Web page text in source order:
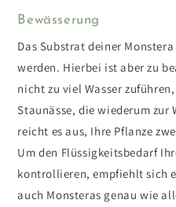
Bewässerung
Das Substrat deiner
werden. Hierbei ist aber zu
nicht zu viel Wasser
Staunässe, die wiederum zur
reicht es aus, Ihre Pflanze
Um den Flüssigkeitsbedarf
kontrollieren, empfiehlt sich
auch Monsteras genau wie